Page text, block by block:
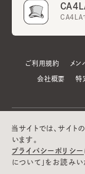
CA4LA
ご利用規約 メン
会社概要 特
当サイトでは、サイ
います。
プライバシーポリシー
について」をお読みい